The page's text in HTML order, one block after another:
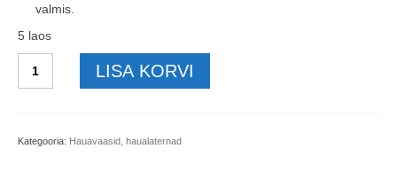
valmis.
5 laos
kogus
LISA KORVI
Kategooria: Hauavaasid, haualaternad